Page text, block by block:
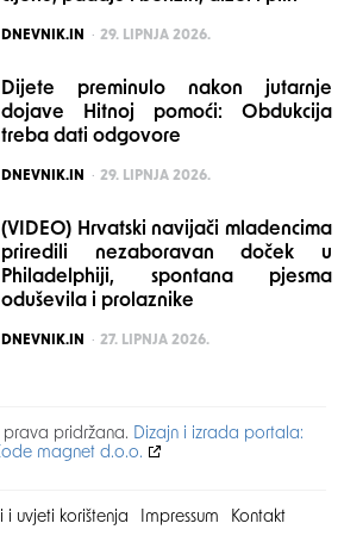
POSTED
DNEVNIK.IN 29. LIPNJA 2026.
Dijete preminulo nakon jutarnje
dojave Hitnoj pomoći: Obdukcija
treba dati odgovore
POSTED
DNEVNIK.IN 29. LIPNJA 2026.
(VIDEO) Hrvatski navijači mladencima
priredili nezaboravan doček u
Philadelphiji, spontana pjesma
oduševila i prolaznike
POSTED
DNEVNIK.IN 27. LIPNJA 2026.
prava pridržana. Dizajn i izrada portala:
magnet d.o.o.
i uvjeti korištenja Impressum Kontakt